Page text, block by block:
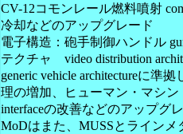
CV-12コモンレール燃料噴射
冷却などのアップグレード
電子構造：砲手制御ハンドル
テクチャ video distribution
generic vehicle architectureに準
理の増加、ヒューマン・マシ
interfaceの改善などのアップグ
MoDはまた、MUSSとラインメ